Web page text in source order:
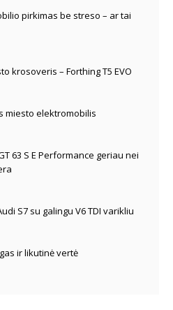
pirkimas be streso – ar tai
krosoveris – Forthing T5 EVO
miesto elektromobilis
63 S E Performance geriau nei
S7 su galingu V6 TDI varikliu
ir likutinė vertė